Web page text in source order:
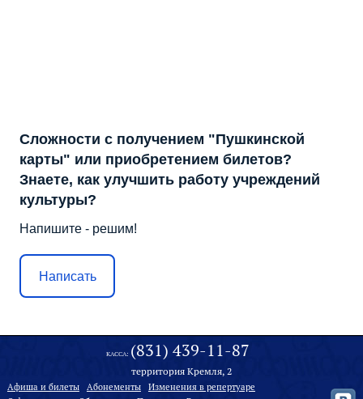
Сложности с получением "Пушкинской
карты" или приобретением билетов?
Знаете, как улучшить работу учреждений
культуры?
Напишите - решим!
Написать
КАССА: (831) 439-11-87
территория Кремля, 2
Афиша и билеты Абонементы
Изменения в репертуаре